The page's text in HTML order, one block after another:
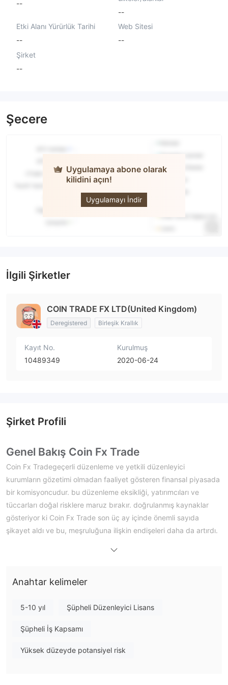
--
--
Etki Alanı Yürürlük Tarihi
--
Web Sitesi
--
Şirket
--
Şecere
Uygulamaya abone olarak
kilidini açın!
Uygulamayı İndir
Coin Fx
İlgili Şirketler
COIN TRADE FX LTD(United Kingdom)
Deregistered Birleşik Krallık
Kayıt No.
10489349
Kurulmuş
2020-06-24
Şirket Profili
Genel Bakış Coin Fx Trade
Coin Fx Tradegeçerli düzenleme ve yetkili düzenleyici
kurumların gözetimi olmadan faaliyet gösteren finansal piyasada
bir komisyoncudur. bu düzenleme eksikliği, yatırımcıları ve
tüccarları doğal risklere maruz bırakır. doğrulanmış kaynaklar
gösteriyor ki Coin Fx Trade son üç ay içinde önemli sayıda
şikayet aldı ve bu, meşruluğuna ilişkin endişeleri daha da artırdı.
bayrak olması gereken şeffaflık yoktur. Bu düzenlemeye tabi
düşünmeden önce dikkatli olmanız ve kapsamlı bir araştırma
için müşteri desteği Coin Fx Trade açıklanmış hiçbir telefon
Anahtar kelimeler
5-10 yıl Şüpheli Düzenleyici Lisans
Şüpheli İş Kapsamı
Yüksek düzeyde potansiyel risk